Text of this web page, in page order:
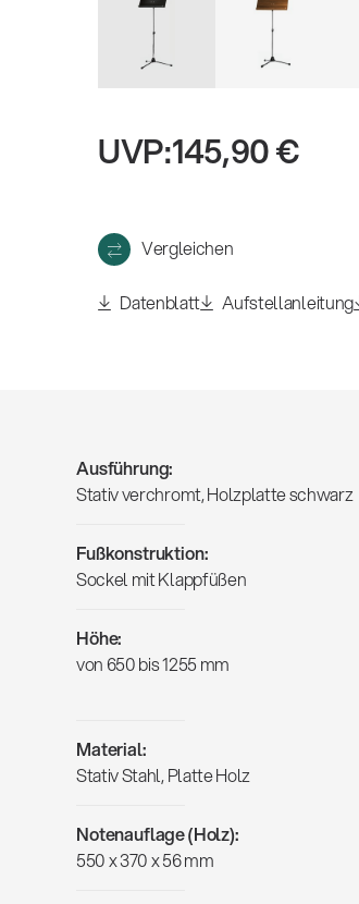
UVP:145,90 €
Vergleichen
Datenblatt Aufstellanleitung
Ausführung:
Stativ verchromt, Holzplatte schwarz
Fußkonstruktion:
Sockel mit Klappfüßen
Höhe:
von 650 bis 1255 mm
Material:
Stativ Stahl, Platte Holz
Notenauflage (Holz):
550 x 370 x 56 mm